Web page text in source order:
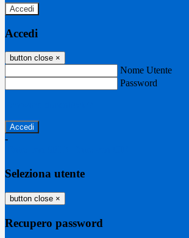
Accedi
Accedi
button close ×
Nome Utente
Password
-
Seleziona utente
button close ×
Recupero password